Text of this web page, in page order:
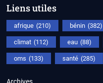
Liens utiles
afrique (210) bénin (382)
climat (112) eau (88)
oms (133) santé (285)